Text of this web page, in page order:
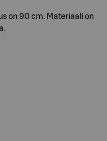
on 90 cm. Materiaali on